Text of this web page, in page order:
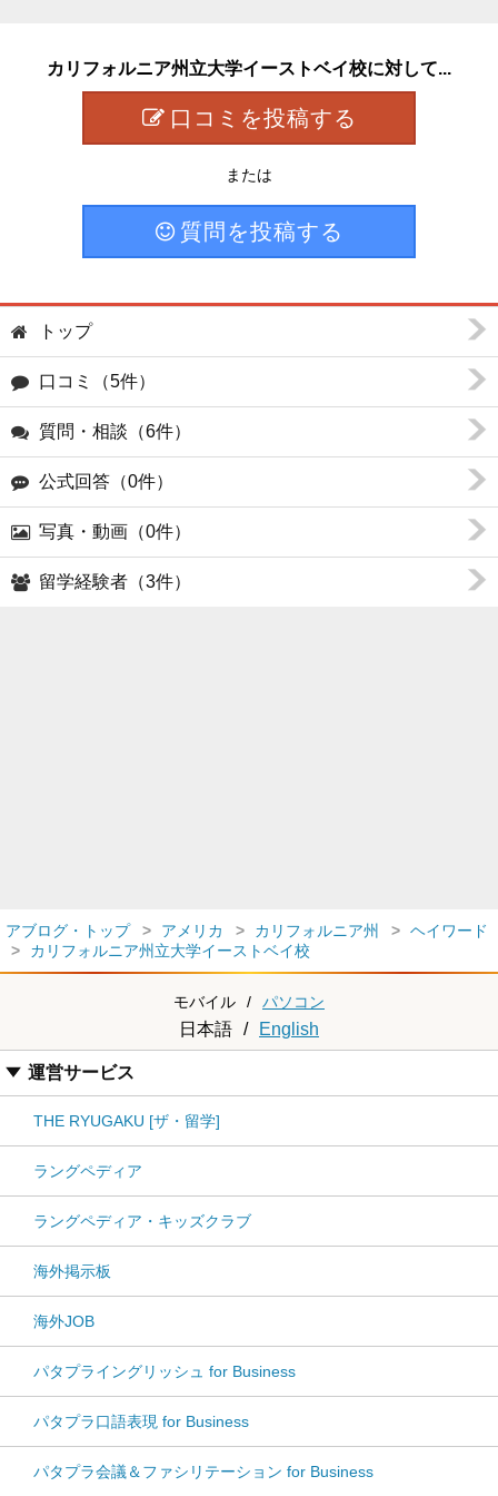
カリフォルニア州立大学イーストベイ校に対して...
口コミを投稿する
または
質問を投稿する
トップ
口コミ（5件）
質問・相談（6件）
公式回答（0件）
写真・動画（0件）
留学経験者（3件）
アブログ・トップ アメリカ カリフォルニア州
ヘイワード
カリフォルニア州立大学イーストベイ校
モバイル / パソコン
日本語 / English
運営サービス
THE RYUGAKU [ザ・留学]
ラングペディア
ラングペディア・キッズクラブ
海外掲示板
海外JOB
パタプライングリッシュ for Business
パタプラ口語表現 for Business
パタプラ会議＆ファシリテーション for Business